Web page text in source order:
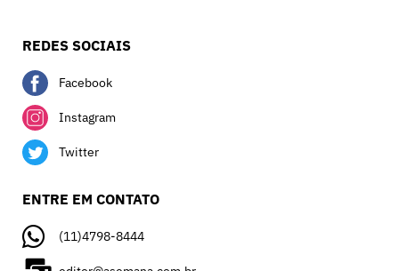
REDES SOCIAIS
Facebook
Instagram
Twitter
ENTRE EM CONTATO
(11)4798-8444